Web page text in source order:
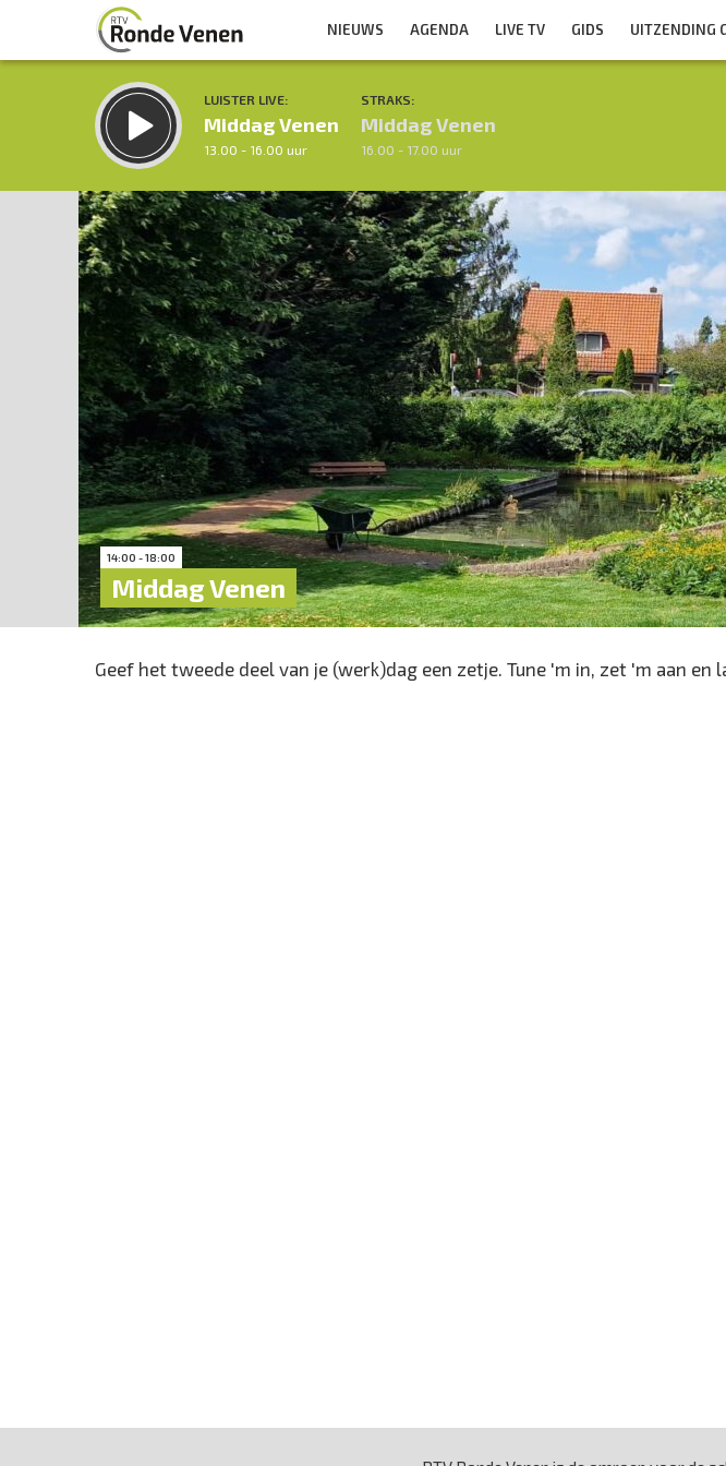
NIEUWS AGENDA LIVE TV GIDS UITZENDING
LUISTER LIVE:
Middag Venen
13.00 - 16.00 uur
STRAKS:
Middag Venen
16.00 - 17.00 uur
Inklappen
14:00 - 18:00
Middag Venen
Geef het tweede deel van je (werk)dag een zetje. Tune 'm in, zet 'm aan